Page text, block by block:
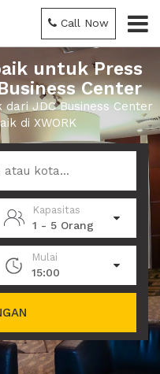
Call Now
untuk Press
Center
JDC Business Center
di XWORK
Kapasitas
1 - 5 Orang
Mulai
15:00